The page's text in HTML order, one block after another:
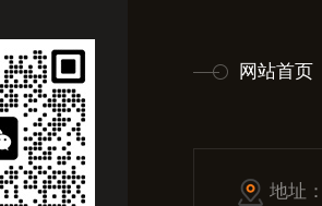
网站首页
地址